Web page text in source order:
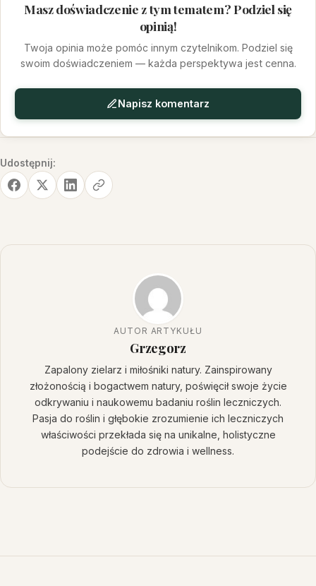
Masz doświadczenie z tym tematem? Podziel się
opinią!
Twoja opinia może pomóc innym czytelnikom. Podziel się
swoim doświadczeniem — każda perspektywa jest cenna.
Napisz komentarz
Udostępnij:
AUTOR ARTYKUŁU
Grzegorz
Zapalony zielarz i miłośniki natury. Zainspirowany
złożonością i bogactwem natury, poświęcił swoje życie
odkrywaniu i naukowemu badaniu roślin leczniczych.
Pasja do roślin i głębokie zrozumienie ich leczniczych
właściwości przekłada się na unikalne, holistyczne
podejście do zdrowia i wellness.